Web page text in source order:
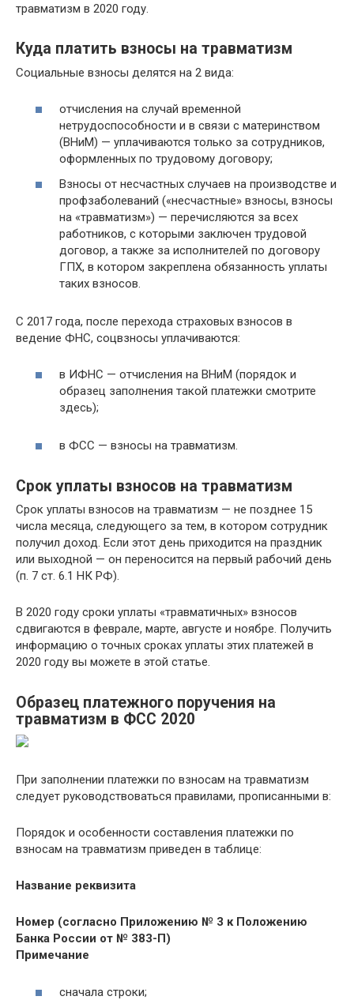
травматизм в 2020 году.
Куда платить взносы на травматизм
Социальные взносы делятся на 2 вида:
отчисления на случай временной
нетрудоспособности и в связи с материнством
(ВНиМ) — уплачиваются только за сотрудников,
оформленных по трудовому договору;
Взносы от несчастных случаев на производстве и
профзаболеваний («несчастные» взносы, взносы
на «травматизм») — перечисляются за всех
работников, с которыми заключен трудовой
договор, а также за исполнителей по договору
ГПХ, в котором закреплена обязанность уплаты
таких взносов.
С 2017 года, после перехода страховых взносов в
ведение ФНС, соцвзносы уплачиваются:
в ИФНС — отчисления на ВНиМ (порядок и
образец заполнения такой платежки смотрите
здесь);
в ФСС — взносы на травматизм.
Срок уплаты взносов на травматизм
Срок уплаты взносов на травматизм — не позднее 15
числа месяца, следующего за тем, в котором сотрудник
получил доход. Если этот день приходится на праздник
или выходной — он переносится на первый рабочий день
(п. 7 ст. 6.1 НК РФ).
В 2020 году сроки уплаты «травматичных» взносов
сдвигаются в феврале, марте, августе и ноябре. Получить
информацию о точных сроках уплаты этих платежей в
2020 году вы можете в этой статье.
Образец платежного поручения на
травматизм в ФСС 2020
При заполнении платежки по взносам на травматизм
следует руководствоваться правилами, прописанными в:
Порядок и особенности составления платежки по
взносам на травматизм приведен в таблице:
Название реквизита
Номер (согласно Приложению № 3 к Положению
Банка России от № 383-П)
Примечание
сначала строки;